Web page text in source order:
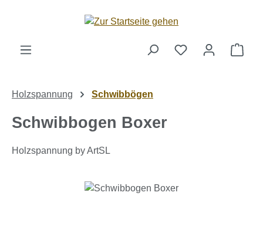
Zum Hauptinhalt springen
Holzspannung Schwibbögen
Schwibbogen Boxer
Holzspannung by ArtSL
Bildergalerie überspringen